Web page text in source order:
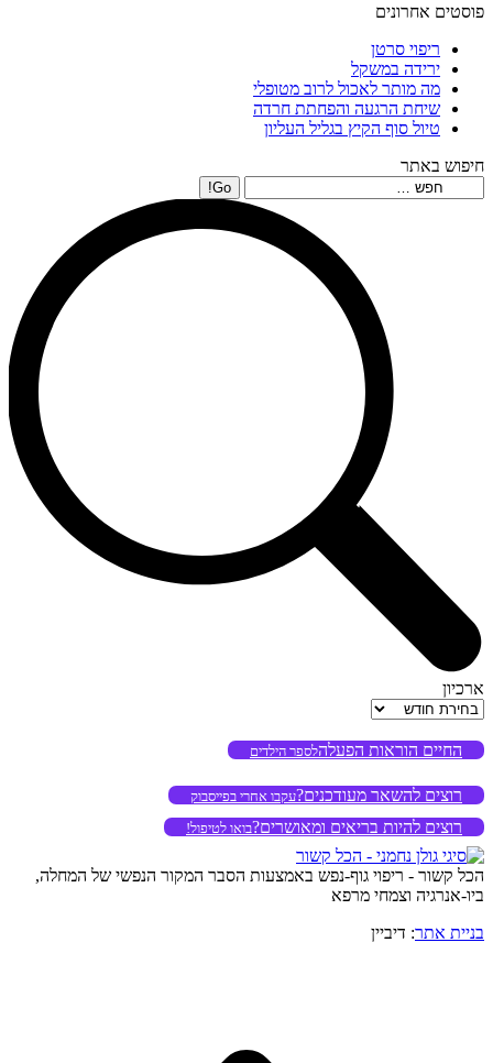
פוסטים אחרונים
ריפוי סרטן
ירידה במשקל
מה מותר לאכול לרוב מטופלי
שיחת הרגעה והפחתת חרדה
טיול סוף הקיץ בגליל העליון
חיפוש באתר
Search:
ארכיון
ארכיון
החיים הוראות הפעלהלספר הילדים
רוצים להשאר מעודכנים?עקבו אחרי בפייסבוק
רוצים להיות בריאים ומאושרים?בואו לטיפול!
הכל קשור - ריפוי גוף-נפש באמצעות הסבר המקור הנפשי של המחלה,
ביו-אנרגיה וצמחי מרפא
בניית אתר: דיביין